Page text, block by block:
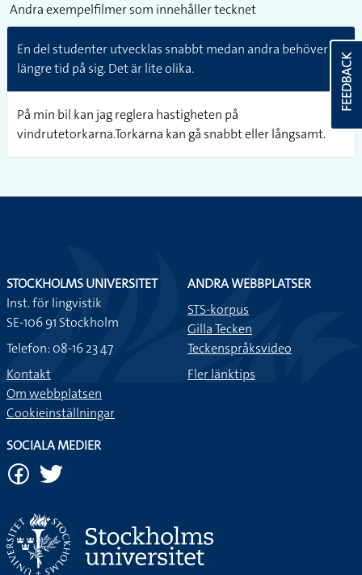
Andra exempelfilmer som innehåller tecknet
En del studenter utvecklas snabbt medan andra behöver
längre tid på sig. Det är lite olika.
På min bil kan jag reglera hastigheten på
vindrutetorkarna.Torkarna kan gå snabbt eller långsamt.
FEEDBACK
STOCKHOLMS UNIVERSITET
Inst. för lingvistik
SE-106 91 Stockholm
Telefon: 08-16 23 47
Kontakt
Om webbplatsen
Cookieinställningar
ANDRA WEBBPLATSER
STS-korpus
Gilla Tecken
Teckenspråksvideo
Fler länktips
SOCIALA MEDIER